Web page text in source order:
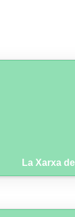
La Xarxa